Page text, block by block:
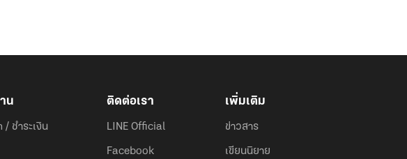
น
/ ชำระเงิน
ติดต่อเรา
LINE Official
Facebook
เพิ่มเติม
ข่าวสาร
เขียนนิยาย